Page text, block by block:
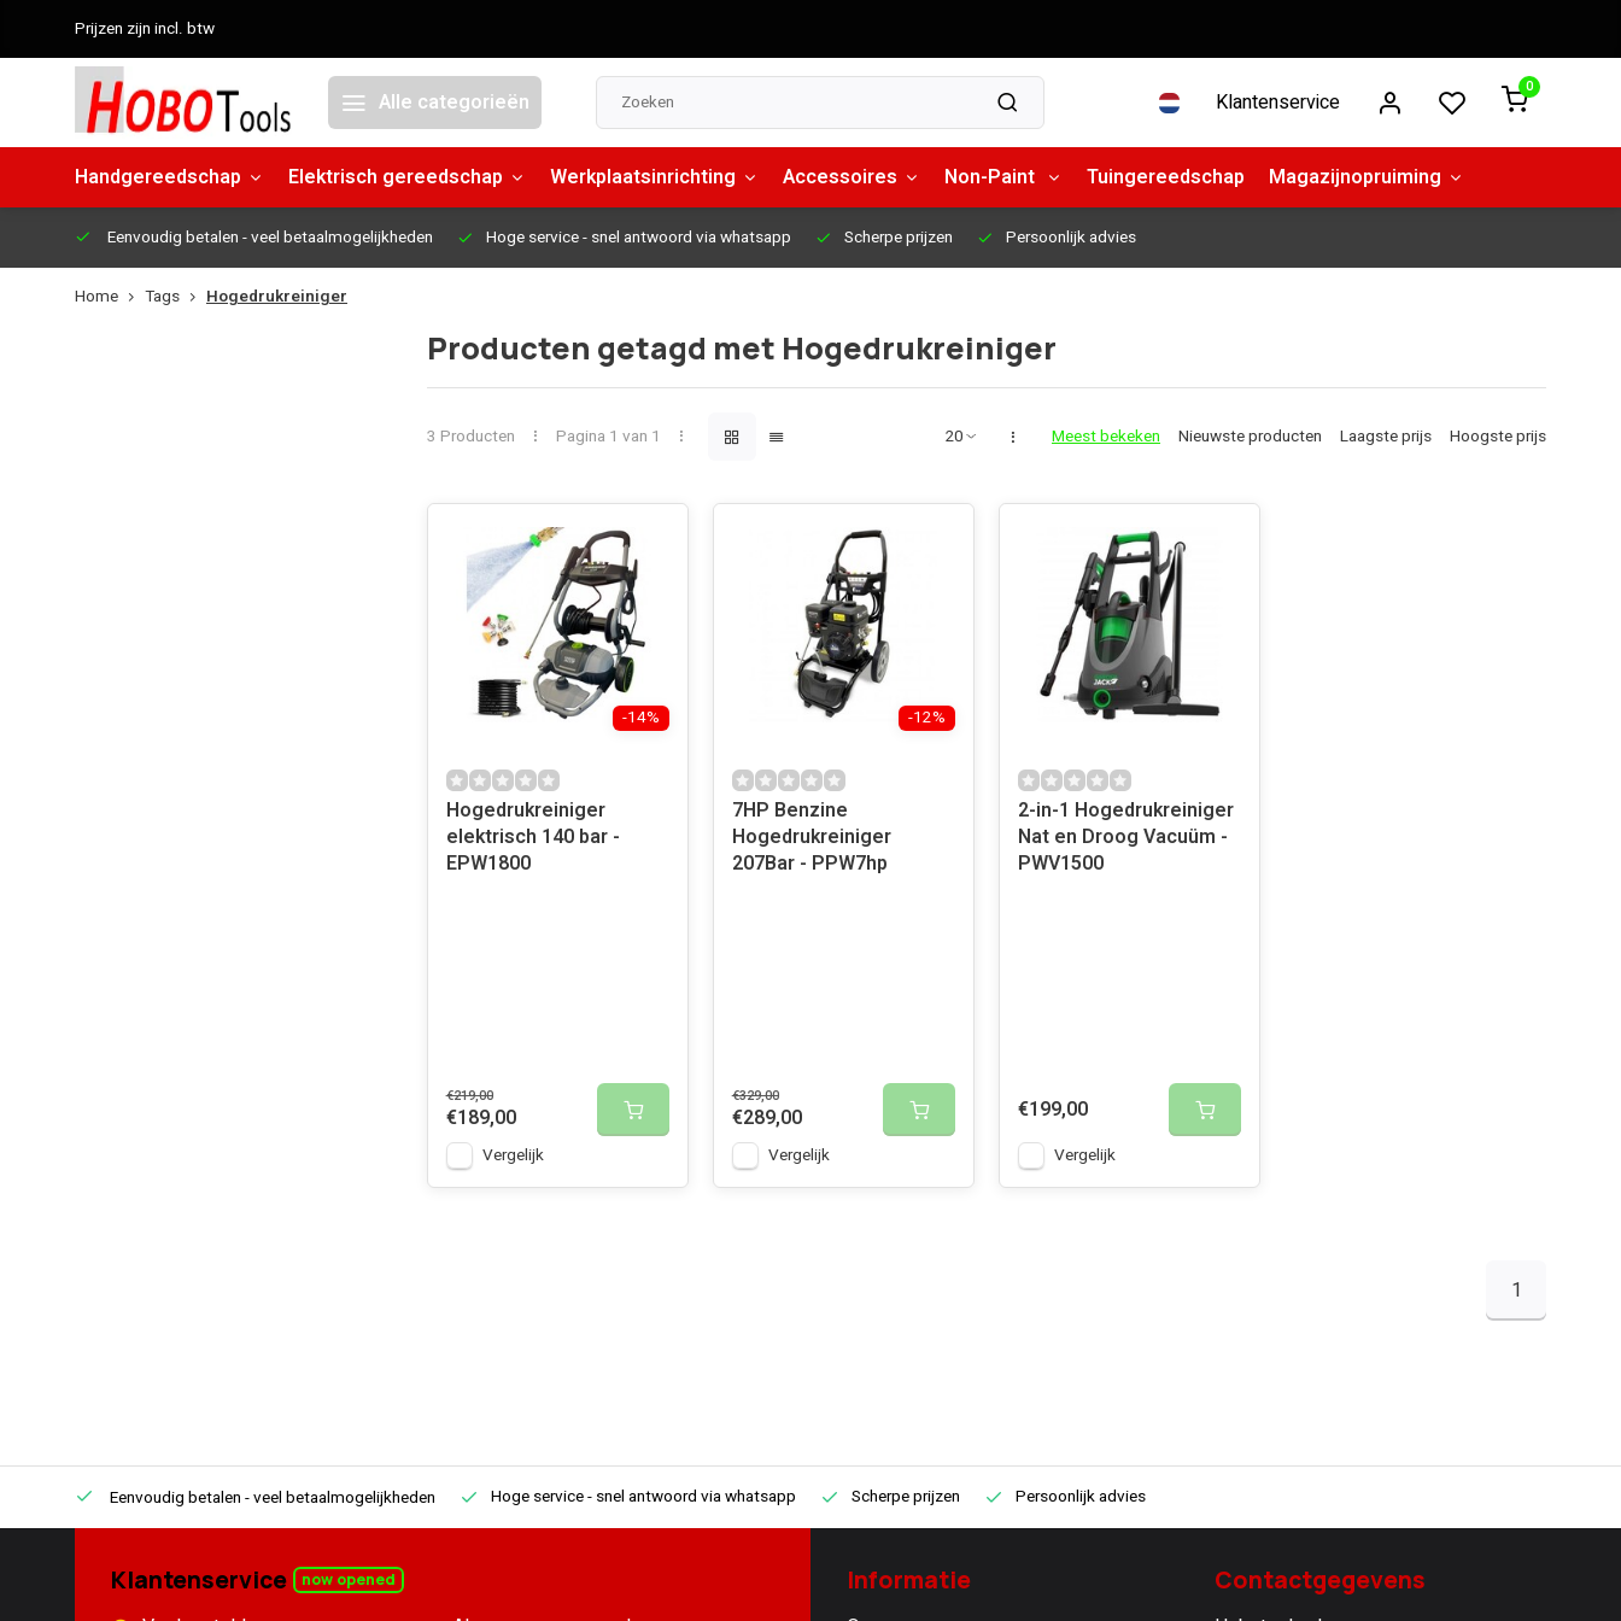
Prijzen zijn incl. btw
Alle categorieën Klantenservice
0
Handgereedschap Elektrisch gereedschap Werkplaatsinrichting Accessoires Non-Paint Tuingereedschap Magazijnopruiming
Eenvoudig betalen - veel betaalmogelijkheden Hoge service- snel antwoord via whatsapp Scherpe prijzen Persoonlijk advies
Home Tags Hogedrukreiniger
Producten getagd met Hogedrukreiniger
3 Producten Pagina 1 van 1 Meest bekeken Nieuwste producten Laagste prijs Hoogste prijs
-14%
Hogedrukreiniger
elektrisch 140 bar -
EPW1800
€219,00
€189,00
Vergelijk
-12%
7HP Benzine
Hogedrukreiniger
207Bar - PPW7hp
€329,00
€289,00
Vergelijk
2-in-1 Hogedrukreiniger
Nat en Droog Vacuüm -
PWV1500
€199,00
Vergelijk
1
Eenvoudig betalen - veel betaalmogelijkheden Hoge service- snel antwoord via whatsapp Scherpe prijzen Persoonlijk advies
Klantenservice now opened Informatie Contactgegevens